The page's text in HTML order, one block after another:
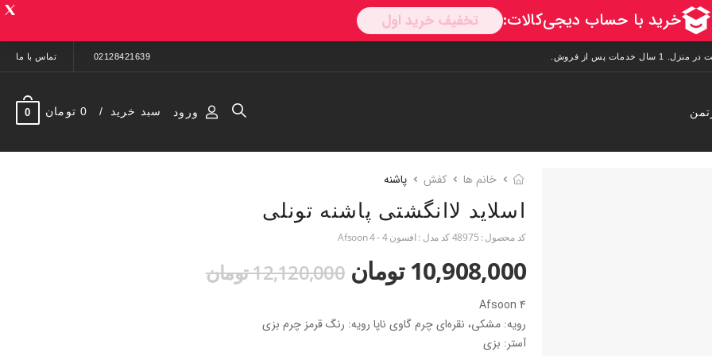
02128421639 تماس با ما
ورود سبد خرید 0 تومان 0
خانم ها کفش پاشنه
اسلاید لاانگشتی پاشنه تونلی
کد محصول : 48975کد مدل : افسون 4 - Afsoon 4
10,908,000 تومان 12,120,000 تومان
Afsoon 4
رویه: مشکی، نقره‌ای چرم گاوی ناپا رویه: رنگ قرمز چرم بزی
آستر: بزی